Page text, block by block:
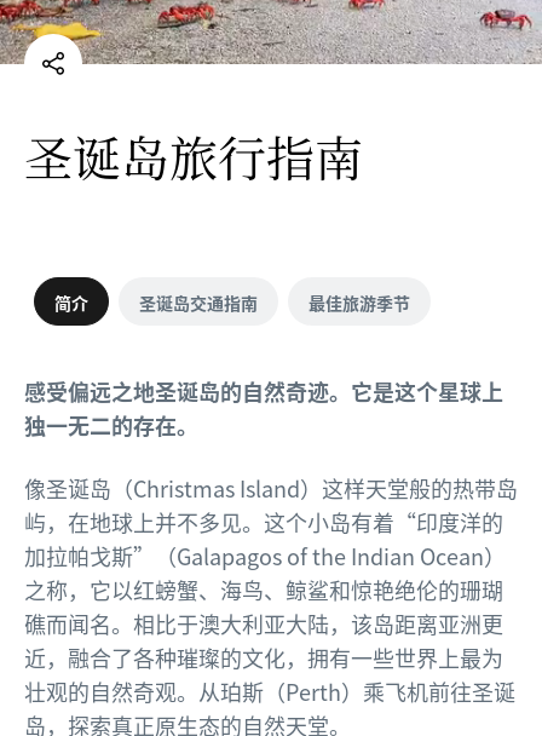
圣诞岛旅行指南
简介 圣诞岛交通指南 最佳旅游季节
感受偏远之地圣诞岛的自然奇迹。它是这个星球上
独一无二的存在。
像圣诞岛（Christmas Island）这样天堂般的热带岛
屿，在地球上并不多见。这个小岛有着“印度洋的
加拉帕戈斯”（Galapagos of the Indian Ocean）
之称，它以红螃蟹、海鸟、鲸鲨和惊艳绝伦的珊瑚
礁而闻名。相比于澳大利亚大陆，该岛距离亚洲更
近，融合了各种璀璨的文化，拥有一些世界上最为
壮观的自然奇观。从珀斯（Perth）乘飞机前往圣诞
岛，探索真正原生态的自然天堂。